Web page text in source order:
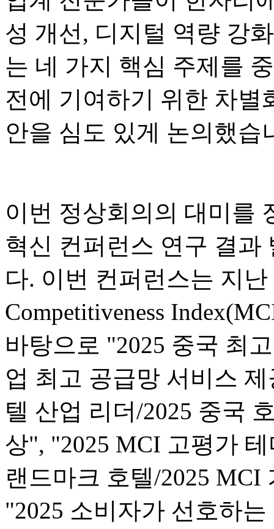
성 개선, 디지털 역량 강
는 네 가지 핵심 주제를
전에 기여하기 위한 차별
안을 심도 있게 논의했습
이번 정상회의의 대미를
혁신 컨퍼런스 연구 결과
다. 이번 컨퍼런스는 지
Competitiveness
바탕으로 "2025 중국 최
업 최고 공급망 서비스
텔 산업 리더/2025 중국
상", "2025 MCI 고평가
랜드마크 호텔/2025
"2025 소비자가 선호하